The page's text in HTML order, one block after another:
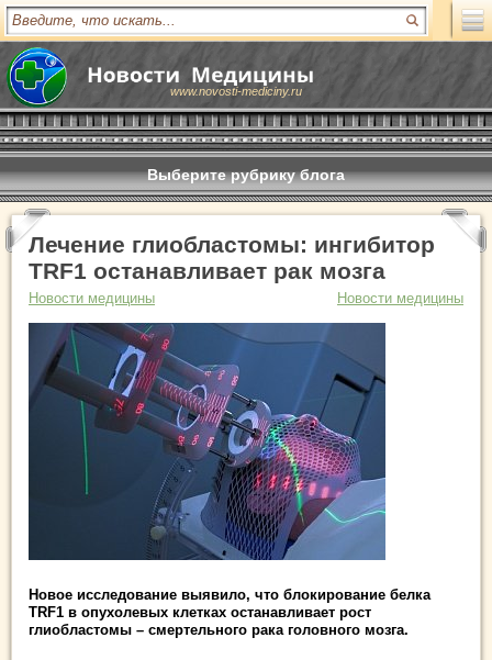
www.novosti-mediciny.ru
Выберите рубрику блога
Лечение глиобластомы: ингибитор
TRF1 останавливает рак мозга
Новости медицины Новости медицины
Новое исследование выявило, что блокирование белка
TRF1 в опухолевых клетках останавливает рост
глиобластомы – смертельного рака головного мозга.